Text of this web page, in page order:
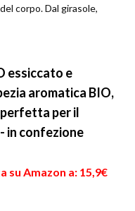
corpo. Dal girasole,
essiccato e
aromatica BIO,
per il
in confezione
su Amazon a: 15,9€